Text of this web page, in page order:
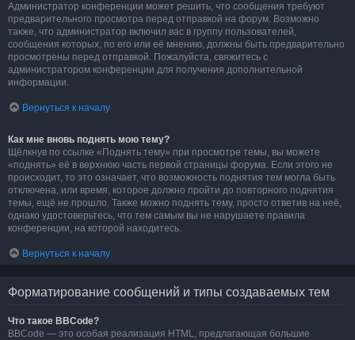
Администратор конференции может решить, что сообщения требуют
предварительного просмотра перед отправкой на форум. Возможно
также, что администратор включил вас в группу пользователей,
сообщения которых, по его или её мнению, должны быть предварительно
просмотрены перед отправкой. Пожалуйста, свяжитесь с
администратором конференции для получения дополнительной
информации.
Вернуться к началу
Как мне вновь поднять мою тему?
Щёлкнув по ссылке «Поднять тему» при просмотре темы, вы можете
«поднять» её в верхнюю часть первой страницы форума. Если этого не
происходит, то это означает, что возможность поднятия тем могла быть
отключена, или время, которое должно пройти до повторного поднятия
темы, ещё не прошло. Также можно поднять тему, просто ответив на неё,
однако удостоверьтесь, что тем самым вы не нарушаете правила
конференции, на которой находитесь.
Вернуться к началу
Форматирование сообщений и типы создаваемых тем
Что такое BBCode?
BBCode — это особая реализация HTML, предлагающая большие